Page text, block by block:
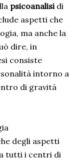
psicoanalisi di
aspetti che
ma anche la
dire, in
consiste
intorno a
di gravità
degli aspetti
tutti i centri di